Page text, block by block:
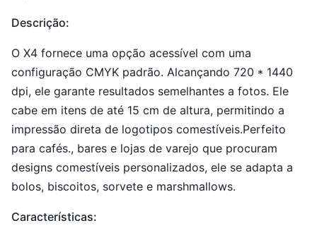
Descrição:
O X4 fornece uma opção acessível com uma
configuração CMYK padrão. Alcançando 720 * 1440
dpi, ele garante resultados semelhantes a fotos. Ele
cabe em itens de até 15 cm de altura, permitindo a
impressão direta de logotipos comestíveis.Perfeito
para cafés., bares e lojas de varejo que procuram
designs comestíveis personalizados, ele se adapta a
bolos, biscoitos, sorvete e marshmallows.
Características: